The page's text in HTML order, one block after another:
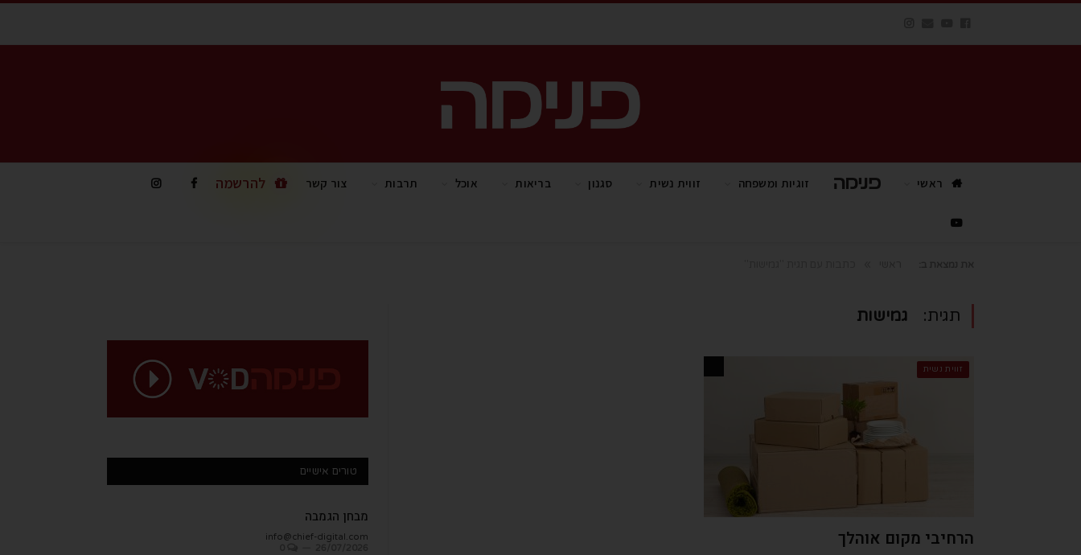
ראשי פנימה TV זוגיות ומשפחה זווית נשית סגנון בריאות אוכל תרבות צור קשר להרשמה
תגית: גמישות
זווית נשית
הרחיבי מקום אוהלך
טורים אישיים
מבחן הגמבה
info@chief-digital.com